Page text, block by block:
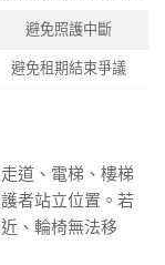
避免照護中斷
避免租期結束爭議
道、電梯、樓梯
者站立位置。若
、輪椅無法移